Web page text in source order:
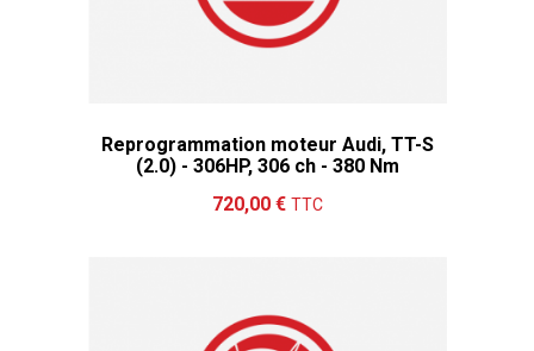
Reprogrammation moteur Audi, TT-S
(2.0) - 306HP, 306 ch - 380 Nm
720,00 € TTC